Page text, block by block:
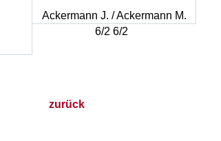
Ackermann J. / Ackermann M.
6/2 6/2
zurück